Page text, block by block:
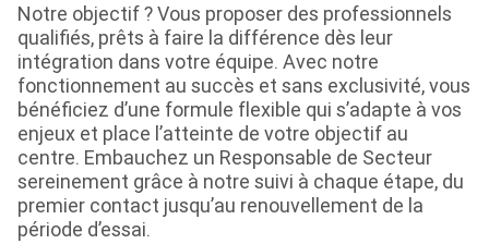
Notre objectif ? Vous proposer des professionnels
qualifiés, prêts à faire la différence dès leur
intégration dans votre équipe. Avec notre
fonctionnement au succès et sans exclusivité, vous
bénéficiez d’une formule flexible qui s’adapte à vos
enjeux et place l’atteinte de votre objectif au
centre. Embauchez un Responsable de Secteur
sereinement grâce à notre suivi à chaque étape, du
premier contact jusqu’au renouvellement de la
période d’essai.